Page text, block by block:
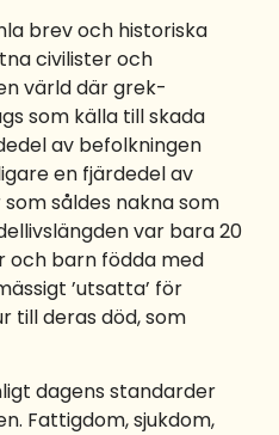
brev och historiska
civilister och
värld där grek-
som källa till skada
av befolkningen
en fjärdedel av
såldes nakna som
var bara 20
och barn födda med
’utsatta’ för
till deras död, som
dagens standarder
Fattigdom, sjukdom,